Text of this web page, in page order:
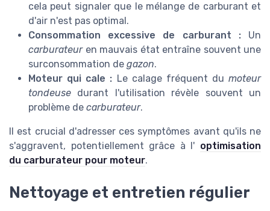
cela peut signaler que le mélange de carburant et
d'air n'est pas optimal.
Consommation excessive de carburant :Un
carburateuren mauvais état entraîne souvent une
surconsommation de gazon.
Moteur qui cale : Le calage fréquent du moteur
tondeuse durant l'utilisation révèle souvent un
problème de carburateur.
Il est crucial d'adresser ces symptômes avant qu'ils ne
s'aggravent, potentiellement grâce à l' optimisation
du carburateur pour moteur.
Nettoyage et entretien régulier